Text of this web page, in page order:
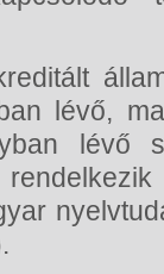
lévő,
lévő